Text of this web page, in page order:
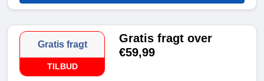
Gratis fragt
TILBUD
Gratis fragt over
€59,99